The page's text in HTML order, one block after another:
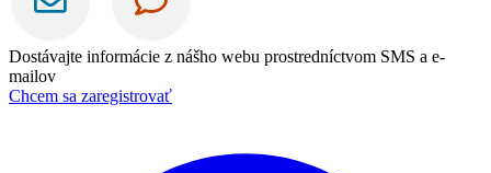
Dostávajte informácie z nášho webu prostredníctvom SMS a e-
mailov
Chcem sa zaregistrovať